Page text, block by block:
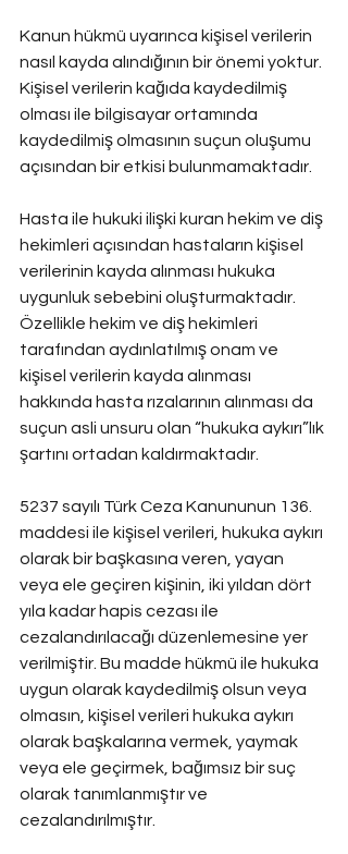
Kanun hükmü uyarınca kişisel verilerin
nasıl kayda alındığının bir önemi yoktur.
Kişisel verilerin kağıda kaydedilmiş
olması ile bilgisayar ortamında
kaydedilmiş olmasının suçun oluşumu
açısından bir etkisi bulunmamaktadır.
Hasta ile hukuki ilişki kuran hekim ve diş
hekimleri açısından hastaların kişisel
verilerinin kayda alınması hukuka
uygunluk sebebini oluşturmaktadır.
Özellikle hekim ve diş hekimleri
tarafından aydınlatılmış onam ve
kişisel verilerin kayda alınması
hakkında hasta rızalarının alınması da
suçun asli unsuru olan “hukuka aykırı”lık
şartını ortadan kaldırmaktadır.
5237 sayılı Türk Ceza Kanununun 136.
maddesi ile kişisel verileri, hukuka aykırı
olarak bir başkasına veren, yayan
veya ele geçiren kişinin, iki yıldan dört
yıla kadar hapis cezası ile
cezalandırılacağı düzenlemesine yer
verilmiştir. Bu madde hükmü ile hukuka
uygun olarak kaydedilmiş olsun veya
olmasın, kişisel verileri hukuka aykırı
olarak başkalarına vermek, yaymak
veya ele geçirmek, bağımsız bir suç
olarak tanımlanmıştır ve
cezalandırılmıştır.